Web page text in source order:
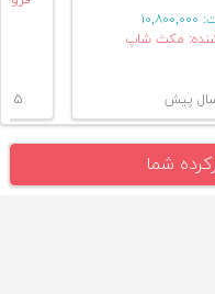
۱۰,۸۰۰,۰۰۰
مکث شاپ
۵ سال پیش
شما